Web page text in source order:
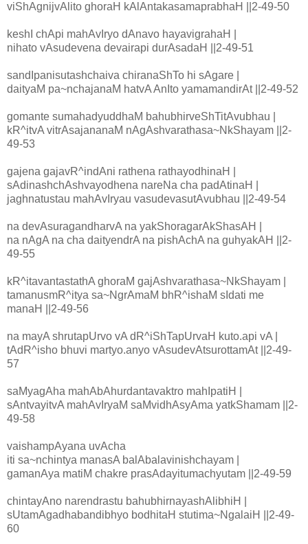
viShAgnijvAlito ghoraH kAlAntakasamaprabhaH ||2-49-50
keshI chApi mahAvIryo dAnavo hayavigrahaH |
nihato vAsudevena devairapi durAsadaH ||2-49-51
sandIpanisutashchaiva chiranaShTo hi sAgare |
daityaM pa~nchajanaM hatvA AnIto yamamandirAt ||2-49-52
gomante sumahadyuddhaM bahubhirveShTitAvubhau |
kR^itvA vitrAsajananaM nAgAshvarathasa~NkShayam ||2-
49-53
gajena gajavR^indAni rathena rathayodhinaH |
sAdinashchAshvayodhena nareNa cha padAtinaH |
jaghnatustau mahAvIryau vasudevasutAvubhau ||2-49-54
na devAsuragandharvA na yakShoragarAkShasAH |
na nAgA na cha daityendrA na pishAchA na guhyakAH ||2-
49-55
kR^itavantastathA ghoraM gajAshvarathasa~NkShayam |
tamanusmR^itya sa~NgrAmaM bhR^ishaM sIdati me
manaH ||2-49-56
na mayA shrutapUrvo vA dR^iShTapUrvaH kuto.api vA |
tAdR^isho bhuvi martyo.anyo vAsudevAtsurottamAt ||2-49-
57
saMyagAha mahAbAhurdantavaktro mahIpatiH |
sAntvayitvA mahAvIryaM saMvidhAsyAma yatkShamam ||2-
49-58
vaishampAyana uvAcha
iti sa~nchintya manasA balAbalavinishchayam |
gamanAya matiM chakre prasAdayitumachyutam ||2-49-59
chintayAno narendrastu bahubhirnayashAlibhiH |
sUtamAgadhabandibhyo bodhitaH stutima~NgalaiH ||2-49-
60